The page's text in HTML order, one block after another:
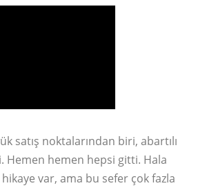
satış noktalarından biri, abartılı
Hemen hemen hepsi gitti. Hala
var, ama bu sefer çok fazla